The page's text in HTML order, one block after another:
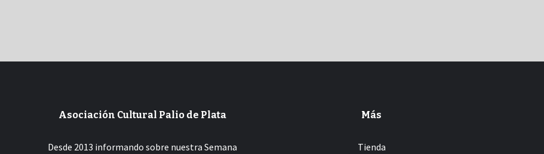
Asociación Cultural Palio de Plata
Desde 2013 informando sobre nuestra Semana
Más
Tienda